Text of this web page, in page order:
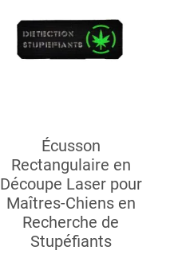
Écusson
Rectangulaire en
Découpe Laser pour
Maîtres-Chiens en
Recherche de
Stupéfiants